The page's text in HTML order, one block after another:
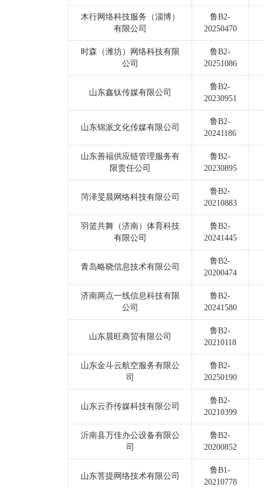
木行网络科技服务（淄博）
有限公司
鲁B2-
20250470
时森（潍坊）网络科技有限
公司
鲁B2-
20251086
山东鑫钛传媒有限公司
鲁B2-
20230951
山东锦派文化传媒有限公司
鲁B2-
20241186
山东善福供应链管理服务有
限责任公司
鲁B2-
20230895
菏泽旻晨网络科技有限公司
鲁B2-
20210883
羽篮共舞（济南）体育科技
有限公司
鲁B2-
20241445
青岛略晓信息技术有限公司
鲁B2-
20200474
济南两点一线信息科技有限
公司
鲁B2-
20241580
山东晨旺商贸有限公司
鲁B2-
20210118
山东金斗云航空服务有限公
司
鲁B2-
20250190
山东云乔传媒科技有限公司
鲁B2-
20210399
沂南县万佳办公设备有限公
司
鲁B2-
20200852
山东菩提网络技术有限公司
鲁B1-
20210778